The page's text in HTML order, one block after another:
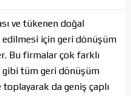
ve tükenen doğal
edilmesi için geri dönüşüm
Bu firmalar çok farklı
tüm geri dönüşüm
da geniş çaplı